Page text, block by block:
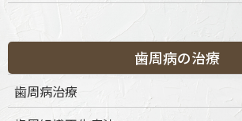
歯周病の治療
歯周病治療